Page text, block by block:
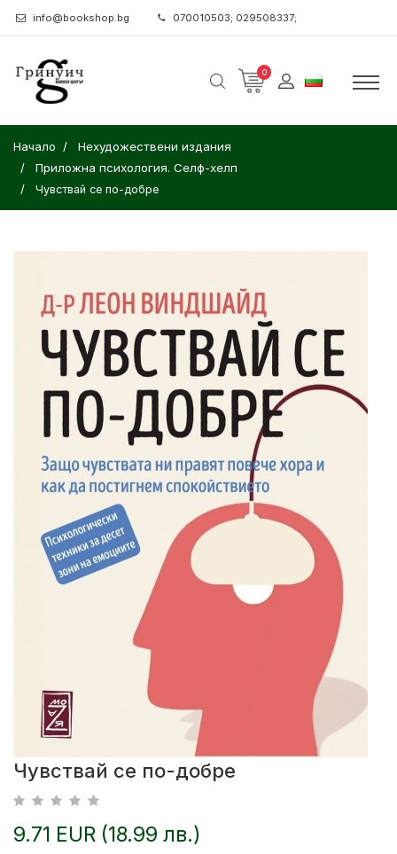
info@bookshop.bg 070010503; 029508337;
0
Начало
Нехудожествени издания
Приложна психология. Селф-хелп
Чувствай се по-добре
Чувствай се по-добре
9.71 EUR (18.99 лв.)